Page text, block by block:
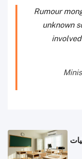
Rumour
unknown